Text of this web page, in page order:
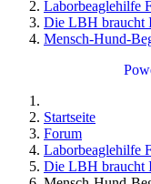
Laborbeaglehilfe
Die LBH braucht
Mensch-Hund-
Startseite
Forum
Laborbeaglehilfe
Die LBH braucht